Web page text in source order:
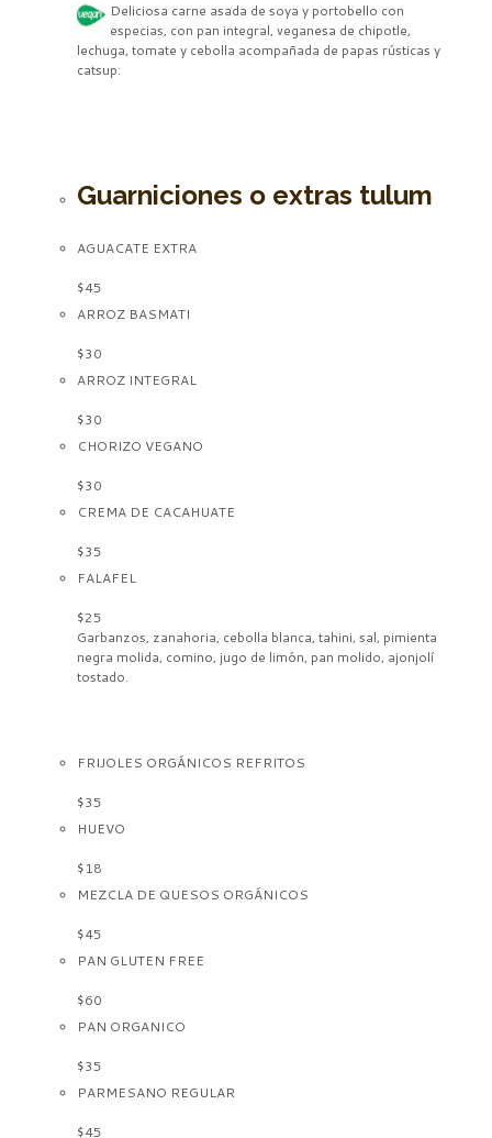
Deliciosa carne asada de soya y portobello con
especias, con pan integral, veganesa de chipotle,
lechuga, tomate y cebolla acompañada de papas rústicas y
catsup.
Guarniciones o extras tulum
AGUACATE EXTRA
$45
ARROZ BASMATI
$30
ARROZ INTEGRAL
$30
CHORIZO VEGANO
$30
CREMA DE CACAHUATE
$35
FALAFEL
$25
Garbanzos, zanahoria, cebolla blanca, tahini, sal, pimienta
negra molida, comino, jugo de limón, pan molido, ajonjolí
tostado.
FRIJOLES ORGÁNICOS REFRITOS
$35
HUEVO
$18
MEZCLA DE QUESOS ORGÁNICOS
$45
PAN GLUTEN FREE
$60
PAN ORGANICO
$35
PARMESANO REGULAR
$45